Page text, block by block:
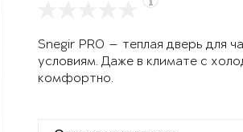
Snegir PRO — теплая дверь для
условиям. Даже в климате с
комфортно.